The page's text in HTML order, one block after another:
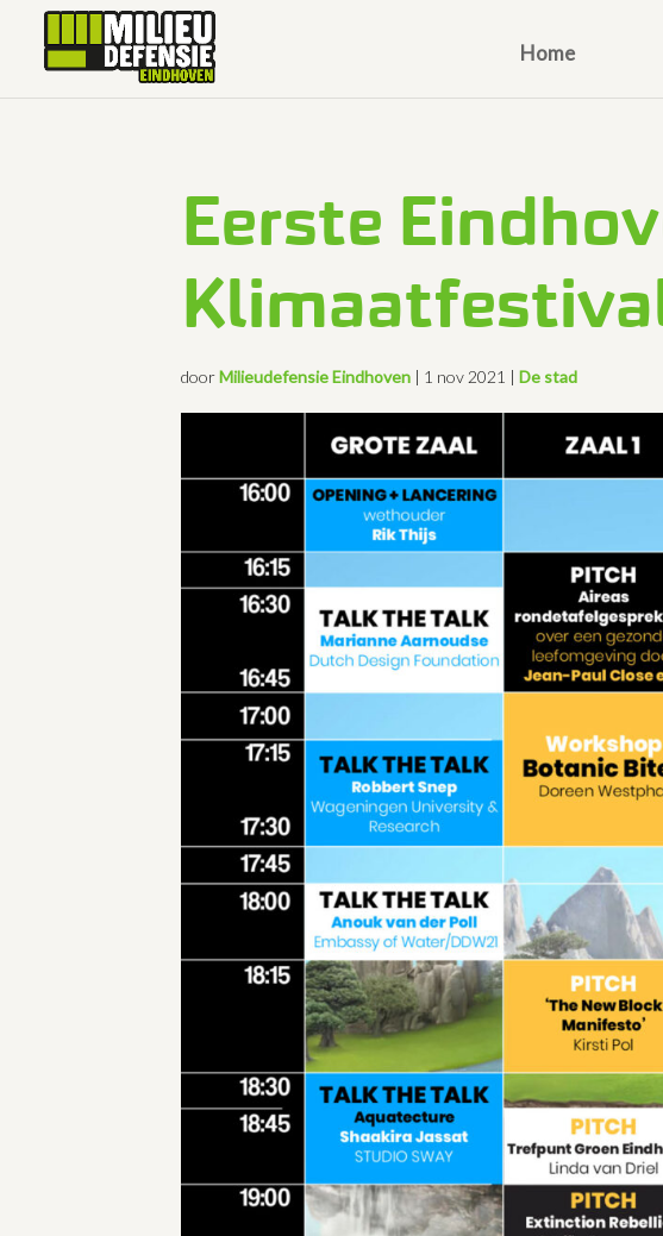
Home
Eerste
doorMilieudefensie Eindhoven | 1 nov 2021 | De stad